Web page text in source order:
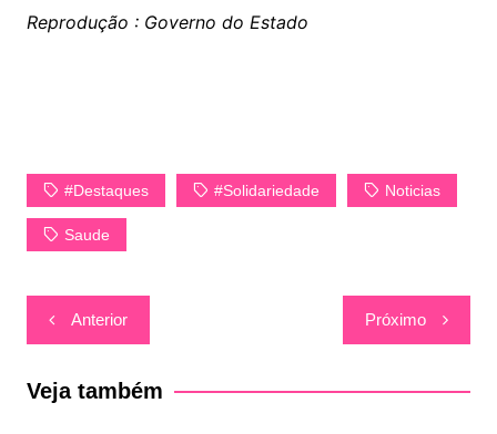
Reprodução : Governo do Estado
#Destaques #Solidariedade Noticias
Saude
Navegação
de
Post
Anterior Próximo
Veja também